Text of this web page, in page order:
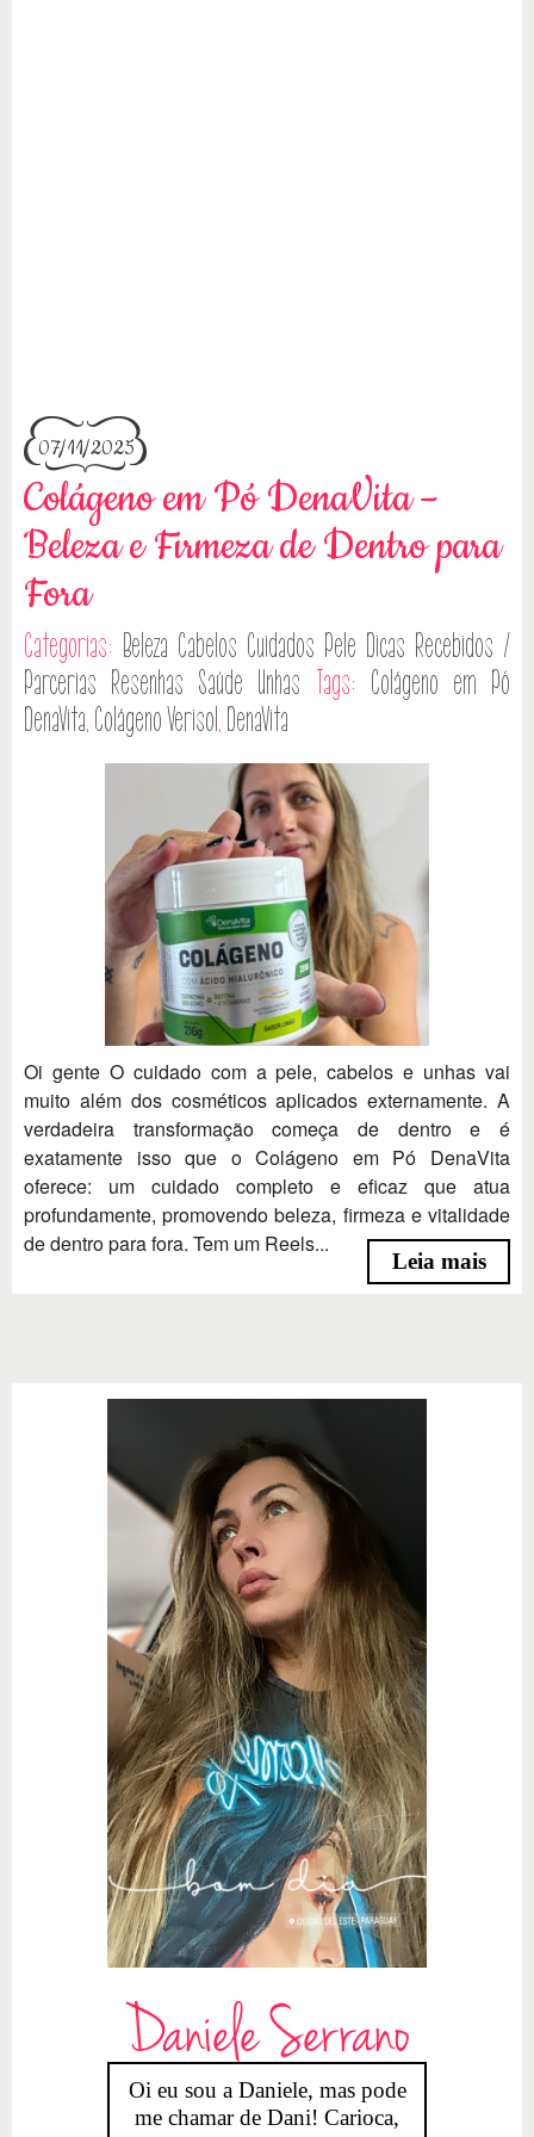
07/11/2025
Colágeno em Pó DenaVita –
Beleza e Firmeza de Dentro para
Fora
Categorias: Beleza Cabelos Cuidados Pele Dicas Recebidos /
Parcerias Resenhas Saúde Unhas Tags: Colágeno em Pó
DenaVita, Colágeno Verisol, DenaVita
Oi gente O cuidado com a pele, cabelos e unhas vai
muito além dos cosméticos aplicados externamente. A
verdadeira transformação começa de dentro e é
exatamente isso que o Colágeno em Pó DenaVita
oferece: um cuidado completo e eficaz que atua
profundamente, promovendo beleza, firmeza e vitalidade
de dentro para fora. Tem um Reels...
Leia mais
Daniele Serrano
Oi eu sou a Daniele, mas pode
me chamar de Dani! Carioca,